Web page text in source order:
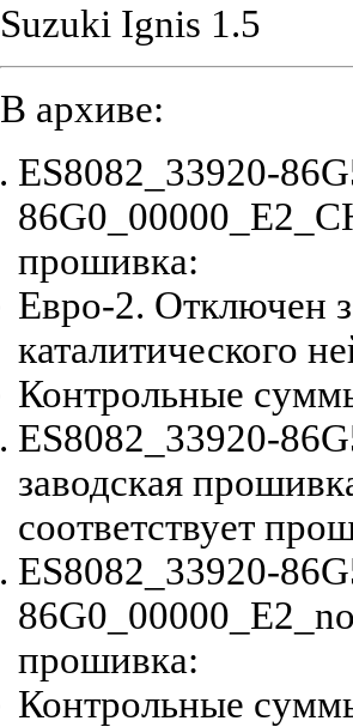
Suzuki Ignis 1.5
В архиве:
ES8082_33920-
прошивка:
Евро-2. Отключен
каталитического
Контрольные
ES8082_33920-
заводская
соответствует
ES8082_33920-
прошивка:
Контрольные